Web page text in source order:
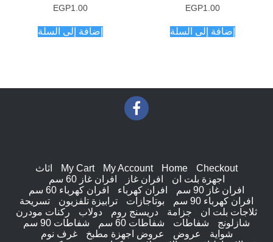
EGP1.00
إضافة إلى السلة
EGP1.00
إضافة إلى السلة
Checkout
Home
My Account
My Cart
اثاث
اجهزة بلت ان
افران غاز
افران غاز 60 سم
افران غاز 90 سم
افران كهرباء
افران كهرباء 60 سم
افران كهرباء 90 سم
بوتاجازات ترابيزة تلفزيون
تسريحة
ثلاجات بلت ان
جزامة دريسنج روم دولاب
ركنات مودرن
شازلونج
شفاطات شفاطات 60 سم
شفاطات 90 سم
شواية
عروض عروض اجهزة مطبخ
غرف نوم